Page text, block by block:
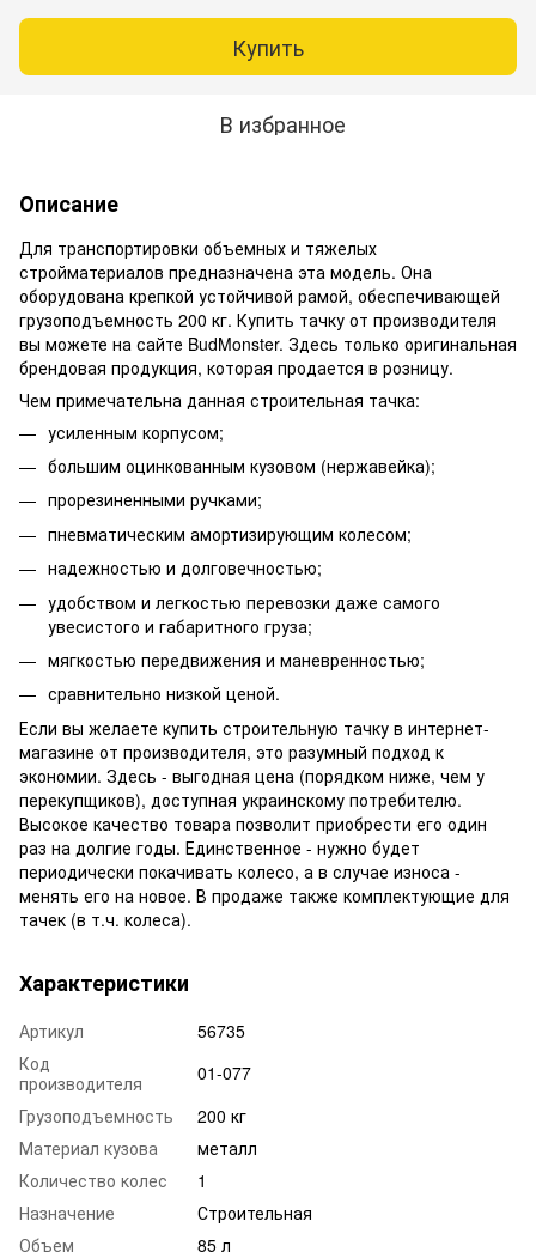
Купить
В избранное
Описание
Для транспортировки объемных и тяжелых
стройматериалов предназначена эта модель. Она
оборудована крепкой устойчивой рамой, обеспечивающей
грузоподъемность 200 кг. Купить тачку от производителя
вы можете на сайте BudMonster. Здесь только оригинальная
брендовая продукция, которая продается в розницу.
Чем примечательна данная строительная тачка:
усиленным корпусом;
большим оцинкованным кузовом (нержавейка);
прорезиненными ручками;
пневматическим амортизирующим колесом;
надежностью и долговечностью;
удобством и легкостью перевозки даже самого
увесистого и габаритного груза;
мягкостью передвижения и маневренностью;
сравнительно низкой ценой.
Если вы желаете купить строительную тачку в интернет-
магазине от производителя, это разумный подход к
экономии. Здесь - выгодная цена (порядком ниже, чем у
перекупщиков), доступная украинскому потребителю.
Высокое качество товара позволит приобрести его один
раз на долгие годы. Единственное - нужно будет
периодически покачивать колесо, а в случае износа -
менять его на новое. В продаже также комплектующие для
тачек (в т.ч. колеса).
Характеристики
Артикул
56735
Код
производителя
01-077
Грузоподъемность
200 кг
Материал кузова
металл
Количество колес
1
Назначение
Строительная
Объем
85 л